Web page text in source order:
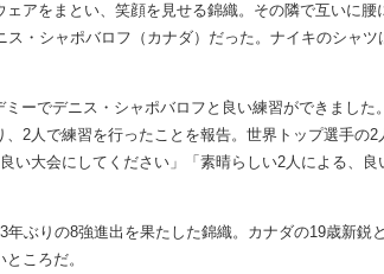
アをまとい、笑顔を見せる錦織。その隣で互いに
ス・シャポバロフ（カナダ）だった。ナイキのシャ
ーでデニス・シャポバロフと良い練習ができまし
2人で練習を行ったことを報告。世界トップ選手の
い大会にしてください」「素晴らしい2人による、
ぶりの8強進出を果たした錦織。カナダの19歳新鋭
ころだ。